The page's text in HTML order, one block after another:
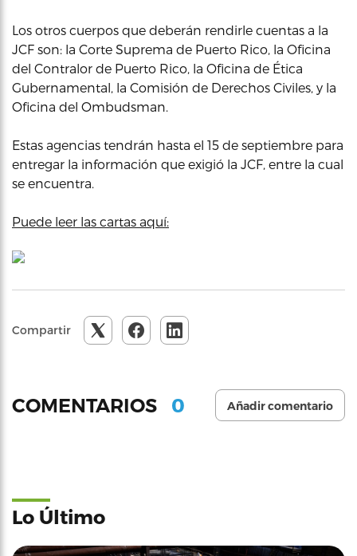
Los otros cuerpos que deberán rendirle cuentas a la
JCF son: la Corte Suprema de Puerto Rico, la Oficina
del Contralor de Puerto Rico, la Oficina de Ética
Gubernamental, la Comisión de Derechos Civiles, y la
Oficina del Ombudsman.
Estas agencias tendrán hasta el 15 de septiembre para
entregar la información que exigió la JCF, entre la cual
se encuentra.
Puede leer las cartas aquí:
Compartir
COMENTARIOS 0 Añadir comentario
Lo Último